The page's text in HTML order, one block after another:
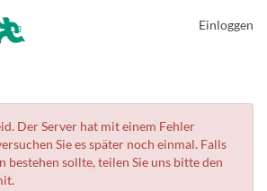
Einloggen
Der Server hat mit einem Fehler
Sie es später noch einmal. Falls
bestehen sollte, teilen Sie uns bitte den